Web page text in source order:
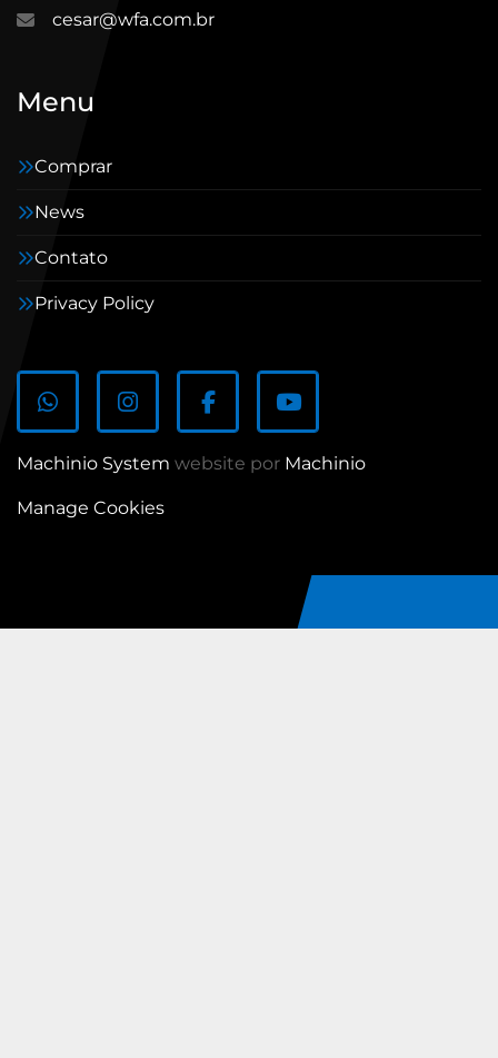
cesar@wfa.com.br
Menu
Comprar
News
Contato
Privacy Policy
whatsappinstagramfacebookyoutube
Machinio System website por Machinio
Manage Cookies